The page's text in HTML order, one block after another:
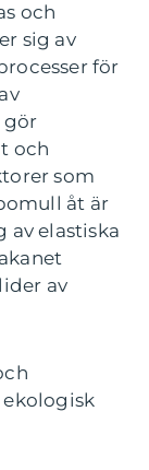
och
sig av
för
gör
och
som
åt är
av elastiska
av
ekologisk